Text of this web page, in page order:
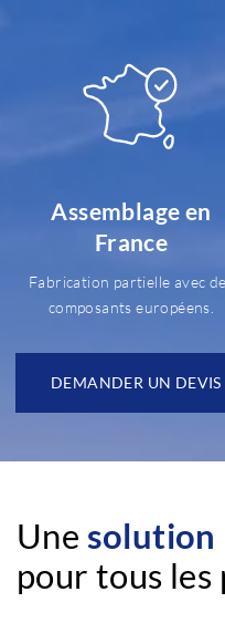
Assemblage en
France
Fabrication partielle avec
composants européens.
DEMANDER UN DEVIS
Une solution
pour tous les